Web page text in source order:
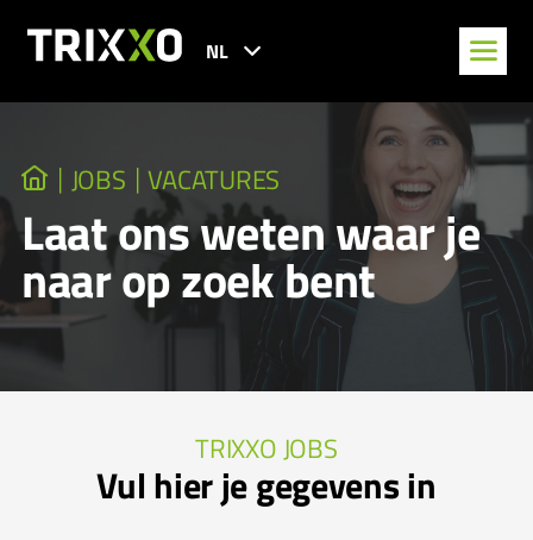
NL
JOBS VACATURES
Laat ons weten waar je
naar op zoek bent
TRIXXO JOBS
Vul hier je gegevens in